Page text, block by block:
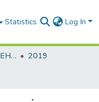
Statistics Log In
МАТЕРІАЛИ КОНФЕРЕНЦІЙ
2019